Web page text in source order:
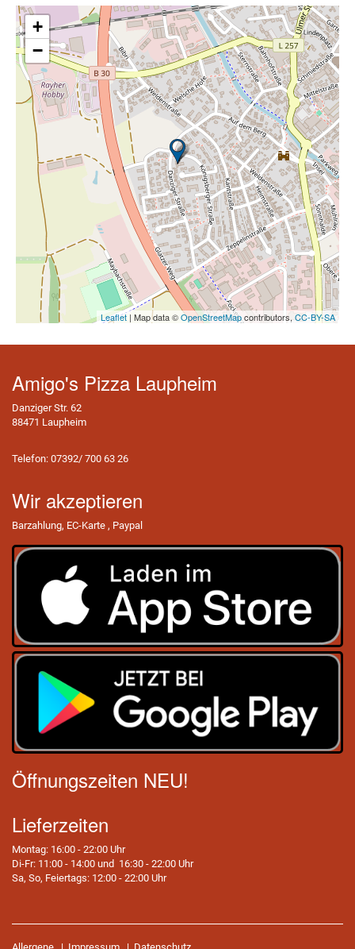
+
−
Leaflet | Map data ©OpenStreetMapcontributors, CC-BY-SA
Amigo's Pizza Laupheim
Danziger Str. 62
88471 Laupheim
Telefon: 07392/ 700 63 26
Wir akzeptieren
Barzahlung, EC-Karte , Paypal
Öffnungszeiten NEU!
Lieferzeiten
Montag: 16:00 - 22:00 Uhr
Di-Fr: 11:00 - 14:00 und 16:30 - 22:00 Uhr
Sa, So, Feiertags: 12:00 - 22:00 Uhr